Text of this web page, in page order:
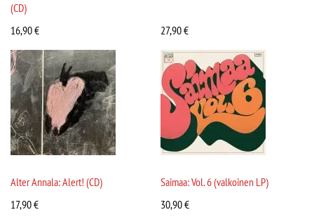
(CD)
16,90€ 27,90€
Alter Annala: Alert! (CD)
17,90€
Saimaa: Vol. 6 (valkoinen LP)
30,90€